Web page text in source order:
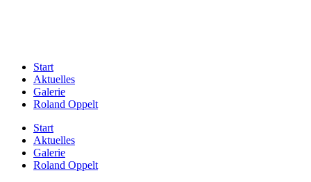
Start
Aktuelles
Galerie
Roland Oppelt
Start
Aktuelles
Galerie
Roland Oppelt